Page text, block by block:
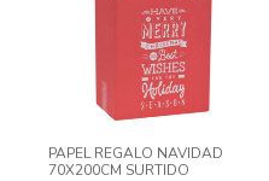
PAPEL REGALO NAVIDAD
70X200CM SURTIDO